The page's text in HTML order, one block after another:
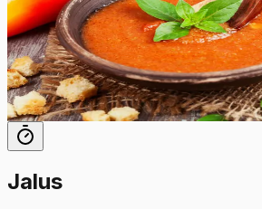
Parim hispaania gazpacho retsept,
proovinud olen. See autentne
erinevatest köögiviljadest koos
15min
4tk
Jalus